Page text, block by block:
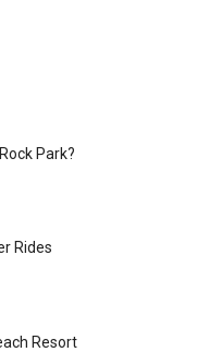
Park?
Rides
Resort